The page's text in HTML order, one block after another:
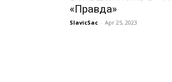
«Правда»
SlavicSac - Apr 25, 2023